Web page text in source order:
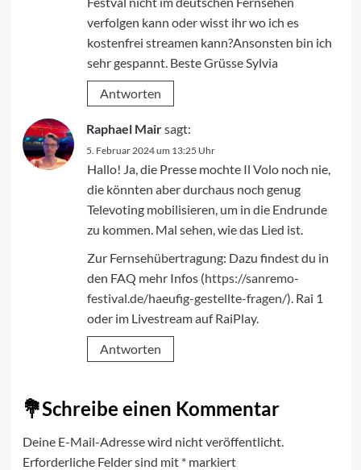
verfolgen kann oder wisst ihr wo ich es
kostenfrei streamen kann?Ansonsten bin ich
sehr gespannt. Beste Grüsse Sylvia
Antworten
Raphael Mairsagt:
5. Februar 2024 um 13:25 Uhr
Hallo! Ja, die Presse mochte Il Volo noch nie,
die könnten aber durchaus noch genug
Televoting mobilisieren, um in die Endrunde
zu kommen. Mal sehen, wie das Lied ist.
Zur Fernsehübertragung: Dazu findest du in
den FAQ mehr Infos (https://sanremo-
festival.de/haeufig-gestellte-fragen/). Rai 1
oder im Livestream auf RaiPlay.
Antworten
Schreibe einen Kommentar
Deine E-Mail-Adresse wird nicht veröffentlicht.
Erforderliche Felder sind mit *markiert